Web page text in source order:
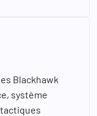
Blackhawk
système